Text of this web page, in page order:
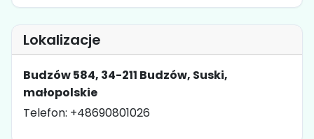
Lokalizacje
Budzów 584, 34-211 Budzów, Suski,
małopolskie
Telefon: +48690801026